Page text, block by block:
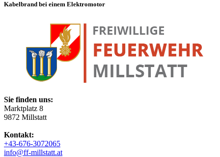
Kabelbrand bei einem Elektromotor
Sie finden uns:
Marktplatz 8
9872 Millstatt
Kontakt:
+43-676-3072065
info@ff-millstatt.at